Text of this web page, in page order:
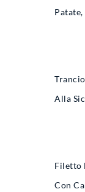
Alla
Filetto
Con